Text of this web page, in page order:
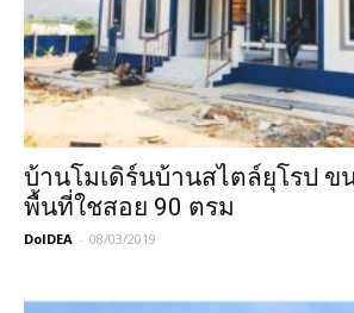
บ้านโมเดิร์นบ้านสไตล์ยุโรป ข
พื้นที่ใชสอย 90 ตรม
DoIDEA - 08/03/2019